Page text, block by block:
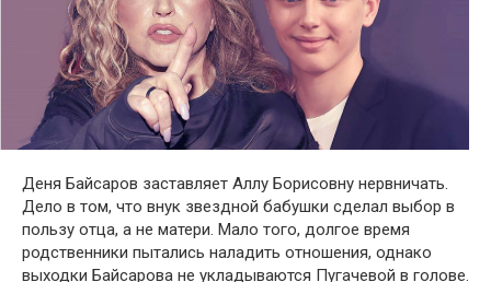
Деня Байсаров заставляет Аллу Борисовну нервничать.
Дело в том, что внук звездной бабушки сделал выбор в
пользу отца, а не матери. Мало того, долгое время
родственники пытались наладить отношения, однако
выходки Байсарова не укладываются Пугачевой в голове.